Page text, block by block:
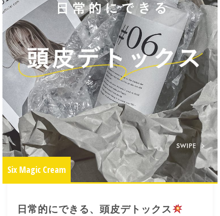
Six Magic Cream
日常的にできる、頭皮デトックス